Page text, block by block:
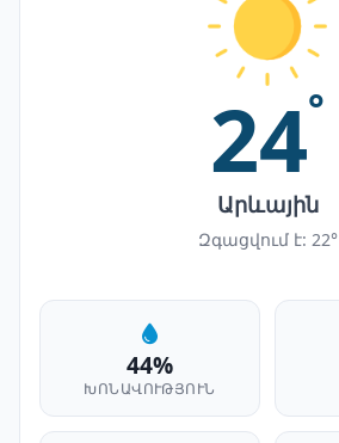
24°
Արևային
Զգացվում է: 22°
44%
ԽՈՆԱՎՈՒԹՅՈՒՆ